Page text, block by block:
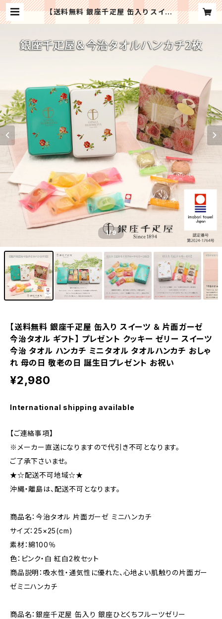
【送料無料 銀座千疋屋 缶入り スイー
ツ ＆ 片面ガーゼ 今治タオル ギフト】
ルハンカチ おしゃれ 母の日 敬老の日
誕生日プレゼント お祝い | Regalo
1/9
【送料無料 銀座千疋屋 缶入り スイーツ ＆ 片面ガーゼ
今治タオル ギフト】 プレゼント クッキー ゼリー スイーツ
今治 タオル ハンカチ ミニタオル タオルハンカチ おしゃ
れ 母の日 敬老の日 誕生日プレゼント お祝い
¥2,980
International shipping available
【ご連絡事項】
※メーカー直送になりますので代引き不可となります。
ご了承下さいませ。
★☆配送不可地域☆★
沖縄・離島は、配送不可となります。
商品名：今治タオル 片面ガーゼ ミニハンカチ
サイズ：25×25(cm)
素材：綿100％
色：ピンク・白 紅白2枚セット
商品説明：吸水性・通気性に優れた、心地よい肌触りの片面ガー
ゼミニハンカチ
商品名：銀座千疋屋 缶入り 銀座ひとくちフルーツゼリー